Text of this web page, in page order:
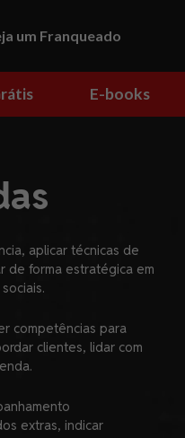
um Franqueado
E-books
aplicar técnicas de
de forma estratégica em
competências para
clientes, lidar com
extras, indicar